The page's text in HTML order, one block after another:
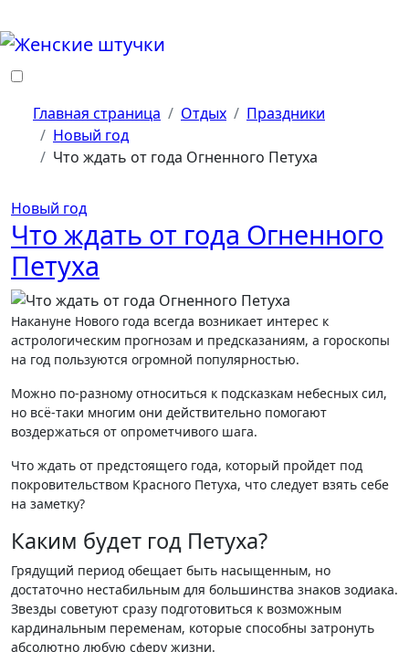
к
содержанию
Главная страница Отдых
Праздники
Новый год
Что ждать от года Огненного Петуха
Новый год
Что ждать от года Огненного
Петуха
Накануне Нового года всегда возникает интерес к
астрологическим прогнозам и предсказаниям, а гороскопы
на год пользуются огромной популярностью.
Можно по-разному относиться к подсказкам небесных сил,
но всё-таки многим они действительно помогают
воздержаться от опрометчивого шага.
Что ждать от предстоящего года, который пройдет под
покровительством Красного Петуха, что следует взять себе
на заметку?
Каким будет год Петуха?
Грядущий период обещает быть насыщенным, но
достаточно нестабильным для большинства знаков зодиака.
Звезды советуют сразу подготовиться к возможным
кардинальным переменам, которые способны затронуть
абсолютно любую сферу жизни.